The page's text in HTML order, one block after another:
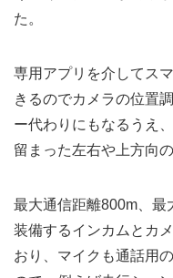
た。
専用アプリを介してス
きるのでカメラの位置
ー代わりにもなるうえ
留まった左右や上方向
最大通信距離800m、最
装備するインカムとカ
おり、マイクも通話用